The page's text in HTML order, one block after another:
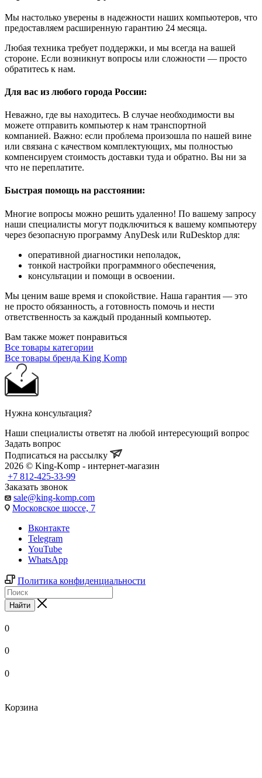
Мы настолько уверены в надежности наших компьютеров, что
предоставляем расширенную гарантию 24 месяца.
Любая техника требует поддержки, и мы всегда на вашей
стороне. Если возникнут вопросы или сложности — просто
обратитесь к нам.
Для вас из любого города России:
Неважно, где вы находитесь. В случае необходимости вы
можете отправить компьютер к нам транспортной
компанией. Важно: если проблема произошла по нашей вине
или связана с качеством комплектующих, мы полностью
компенсируем стоимость доставки туда и обратно. Вы ни за
что не переплатите.
Быстрая помощь на расстоянии:
Многие вопросы можно решить удаленно! По вашему запросу
наши специалисты могут подключиться к вашему компьютеру
через безопасную программу AnyDesk или RuDesktop для:
оперативной диагностики неполадок,
тонкой настройки программного обеспечения,
консультации и помощи в освоении.
Мы ценим ваше время и спокойствие. Наша гарантия — это
не просто обязанность, а готовность помочь и нести
ответственность за каждый проданный компьютер.
Вам также может понравиться
Все товары категории
Все товары бренда King Komp
Нужна консультация?
Наши специалисты ответят на любой интересующий вопрос
Задать вопрос
Подписаться на рассылку
2026 © King-Komp - интернет-магазин
+7 812-425-33-99
Заказать звонок
sale@king-komp.com
Московское шоссе, 7
Вконтакте
Telegram
YouTube
WhatsApp
Политика конфиденциальности
Найти
0
0
0
Корзина